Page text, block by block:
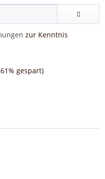
zur Kenntnis
gespart)